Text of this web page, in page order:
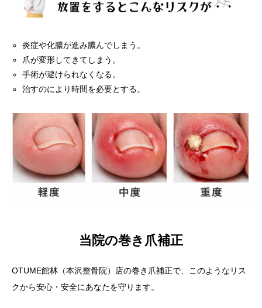
炎症や化膿が進み膿んでしまう。
爪が変形してきてしまう。
手術が避けられなくなる。
治すのにより時間を必要とする。
当院の巻き爪補正
OTUME館林（本沢整骨院）店の巻き爪補正で、このようなリス
クから安心・安全にあなたを守ります。